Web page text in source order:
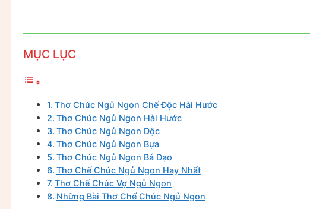
MỤC LỤC
Thơ Chúc Ngủ Ngon Chế Độc Hài Hước
Thơ Chúc Ngủ Ngon Hài Hước
Thơ Chúc Ngủ Ngon Độc
Thơ Chúc Ngủ Ngon Bựa
Thơ Chúc Ngủ Ngon Bá Đạo
Thơ Chế Chúc Ngủ Ngon Hay Nhất
Thơ Chế Chúc Vợ Ngủ Ngon
Những Bài Thơ Chế Chúc Ngủ Ngon